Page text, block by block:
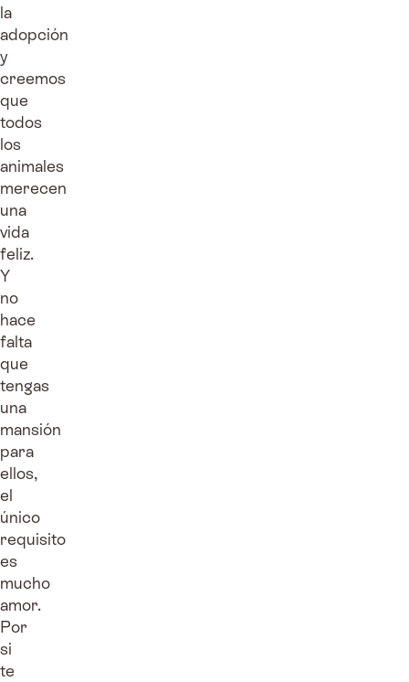
la
adopción
y
creemos
que
todos
los
animales
merecen
una
vida
feliz.
Y
no
hace
falta
que
tengas
una
mansión
para
ellos,
el
único
requisito
es
mucho
amor.
Por
si
te